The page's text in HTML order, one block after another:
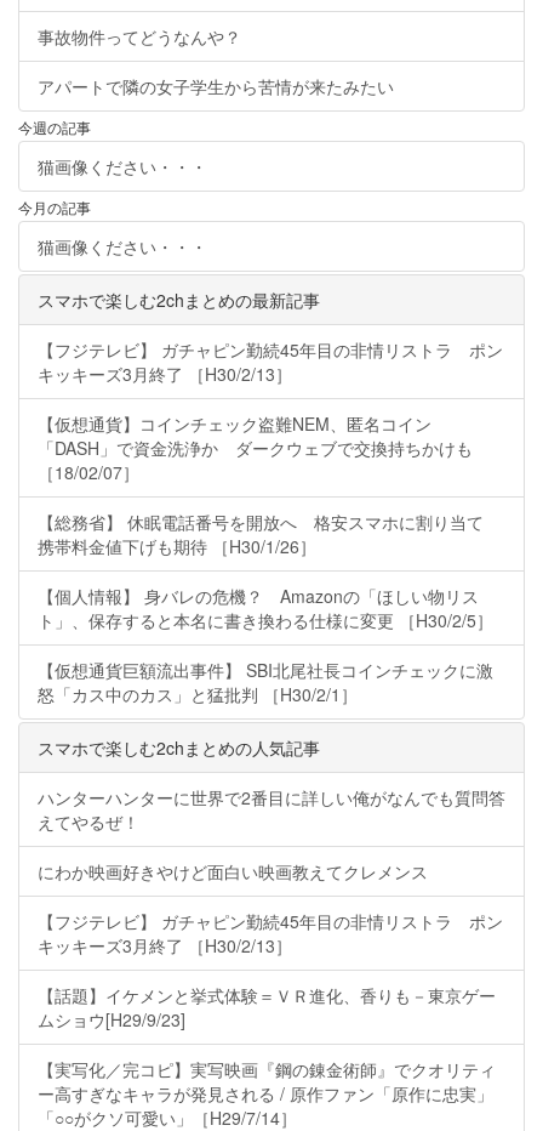
事故物件ってどうなんや？
アパートで隣の女子学生から苦情が来たみたい
今週の記事
猫画像ください・・・
今月の記事
猫画像ください・・・
スマホで楽しむ2chまとめの最新記事
【フジテレビ】 ガチャピン勤続45年目の非情リストラ ポン
キッキーズ3月終了 ［H30/2/13］
【仮想通貨】コインチェック盗難NEM、匿名コイン
「DASH」で資金洗浄か ダークウェブで交換持ちかけも
［18/02/07］
【総務省】 休眠電話番号を開放へ 格安スマホに割り当て
携帯料金値下げも期待 ［H30/1/26］
【個人情報】 身バレの危機？ Amazonの「ほしい物リス
ト」、保存すると本名に書き換わる仕様に変更 ［H30/2/5］
【仮想通貨巨額流出事件】 SBI北尾社長コインチェックに激
怒「カス中のカス」と猛批判 ［H30/2/1］
スマホで楽しむ2chまとめの人気記事
ハンターハンターに世界で2番目に詳しい俺がなんでも質問答
えてやるぜ！
にわか映画好きやけど面白い映画教えてクレメンス
【フジテレビ】 ガチャピン勤続45年目の非情リストラ ポン
キッキーズ3月終了 ［H30/2/13］
【話題】イケメンと挙式体験＝ＶＲ進化、香りも－東京ゲー
ムショウ[H29/9/23]
【実写化／完コピ】実写映画『鋼の錬金術師』でクオリティ
ー高すぎなキャラが発見される / 原作ファン「原作に忠実」
「○○がクソ可愛い」［H29/7/14］